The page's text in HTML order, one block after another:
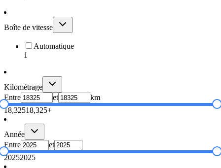
Boîte de vitesse
Automatique
1
Kilométrage
Entre
et
km
18,32518,325+
Année
Entre
et
20252025